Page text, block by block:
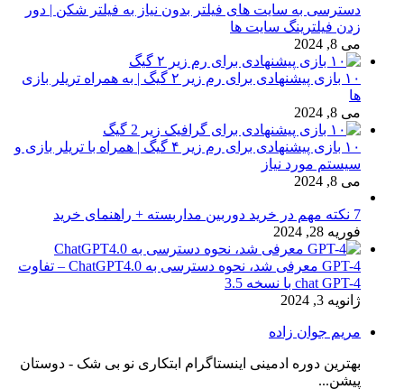
دسترسی به سایت های فیلتر بدون نیاز به فیلتر شکن | دور
زدن فیلترینگ سایت ها
می 8, 2024
۱۰ بازی پیشنهادی برای رم زیر ۲ گیگ | به همراه تریلر بازی
ها
می 8, 2024
۱۰ بازی پیشنهادی برای رم زیر ۴ گیگ | همراه با تریلر بازی و
سیستم مورد نیاز
می 8, 2024
7 نکته مهم در خرید دوربین مداربسته + راهنمای خرید
فوریه 28, 2024
GPT-4 معرفی شد، نحوه دسترسی به ChatGPT4.0 – تفاوت
chat GPT-4 با نسخه 3.5
ژانویه 3, 2024
مریم جوان زاده
بهترین دوره ادمینی اینستاگرام ابتکاری نو بی شک - دوستان
پیشن...